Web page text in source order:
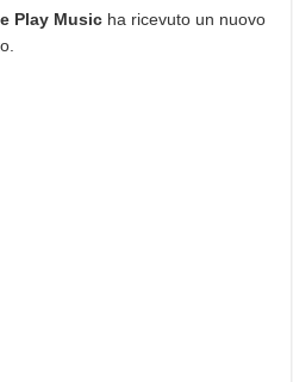
Play Music ha ricevuto un nuovo